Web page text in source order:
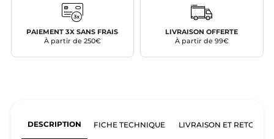
PAIEMENT 3X SANS FRAIS
À partir de 250€
LIVRAISON OFFERTE
À partir de 99€
DESCRIPTION FICHE TECHNIQUE LIVRAISON ET RETOURS